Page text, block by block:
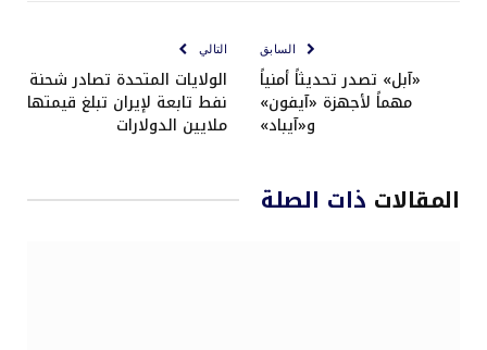
السابق
«آبل» تصدر تحديثاً أمنياً
مهماً لأجهزة «آيفون»
و«آيباد»
التالي
الولايات المتحدة تصادر شحنة
نفط تابعة لإيران تبلغ قيمتها
ملايين الدولارات
المقالات ذات الصلة